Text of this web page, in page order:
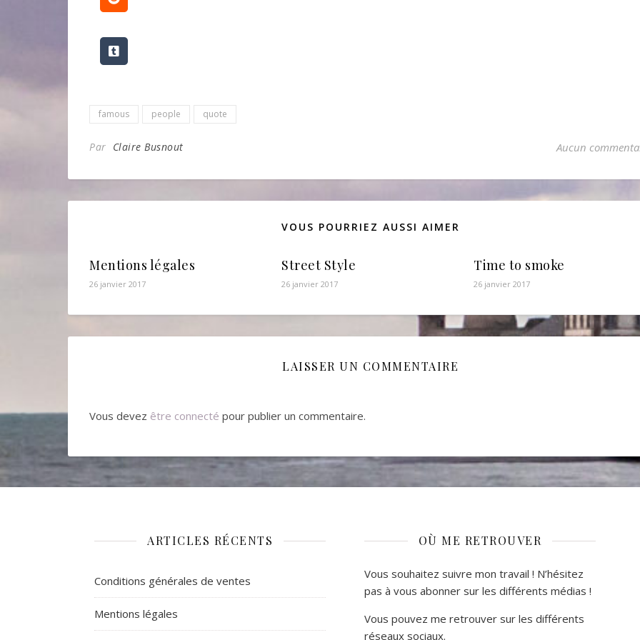
famous people quote
Par Claire Busnout Aucun
VOUS POURRIEZ AUSSI AIMER
Mentions légales
26 janvier 2017
Street Style
26 janvier 2017
Time to smoke
26 janvier 2017
LAISSER UN COMMENTAIRE
Vous devez être connecté pour publier un commentaire.
ARTICLES RÉCENTS
Conditions générales de ventes
Mentions légales
OÙ ME RETROUVER
Vous souhaitez suivre mon travail ! N’hésitez
pas à vous abonner sur les différents médias !
Vous pouvez me retrouver sur les différents
réseaux sociaux.